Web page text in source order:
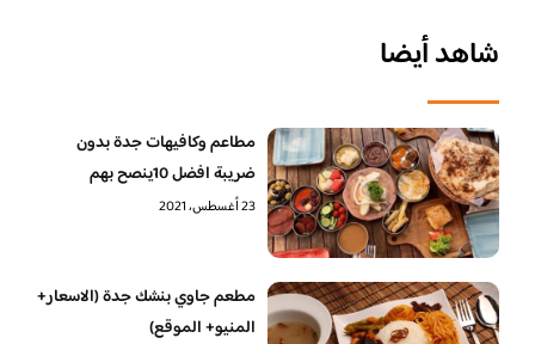
شاهد أيضا
مطاعم وكافيهات جدة بدون
ضريبة افضل 10ينصح بهم
23 أغسطس، 2021
مطعم جاوي بنشك جدة (الاسعار+
المنيو+ الموقع)